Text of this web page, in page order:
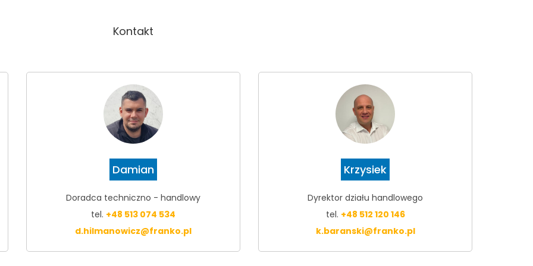
Kontakt
Damian
Doradca techniczno - handlowy
tel. +48 513 074 534
d.hilmanowicz@franko.pl
Krzysiek
Dyrektor działu handlowego
tel. +48 512 120 146
k.baranski@franko.pl